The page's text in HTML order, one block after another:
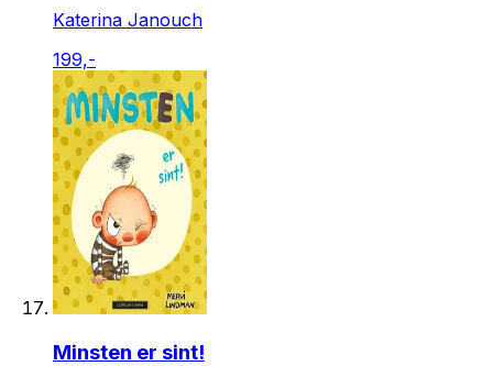
Katerina Janouch
199,-
Minsten er sint!